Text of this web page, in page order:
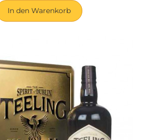
In den Warenkorb